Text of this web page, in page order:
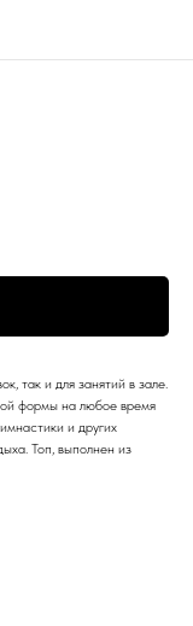
так и для занятий в зале.
формы на любое время
и других
Топ, выполнен из